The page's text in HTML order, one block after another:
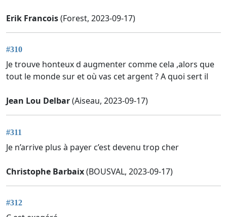
Erik Francois(Forest, 2023-09-17)
#310
Je trouve honteux d augmenter comme cela ,alors que
tout le monde sur et où vas cet argent ? A quoi sert il
Jean Lou Delbar(Aiseau, 2023-09-17)
#311
Je n’arrive plus à payer c’est devenu trop cher
Christophe Barbaix(BOUSVAL, 2023-09-17)
#312